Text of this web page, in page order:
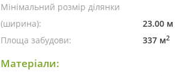
Мінімальний розмір ділянки
(ширина):
23.00 м
Площа забудови:
337 м2
Матеріали: